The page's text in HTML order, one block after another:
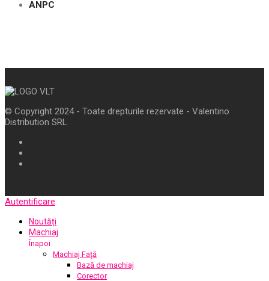
ANPC
© Copyright 2024 - Toate drepturile rezervate - Valentino
Distribution SRL
Autentificare
Noutăți
Machiaj
Înapoi
Machiaj Față
Bază de machiaj
Corector